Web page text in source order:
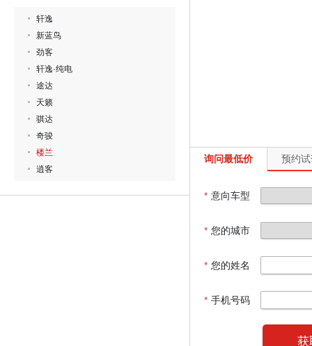
轩逸
新蓝鸟
劲客
轩逸·纯电
途达
天籁
骐达
奇骏
楼兰
逍客
询问最低价 预约
* 意向车型
* 您的城市
* 您的姓名
* 手机号码
获